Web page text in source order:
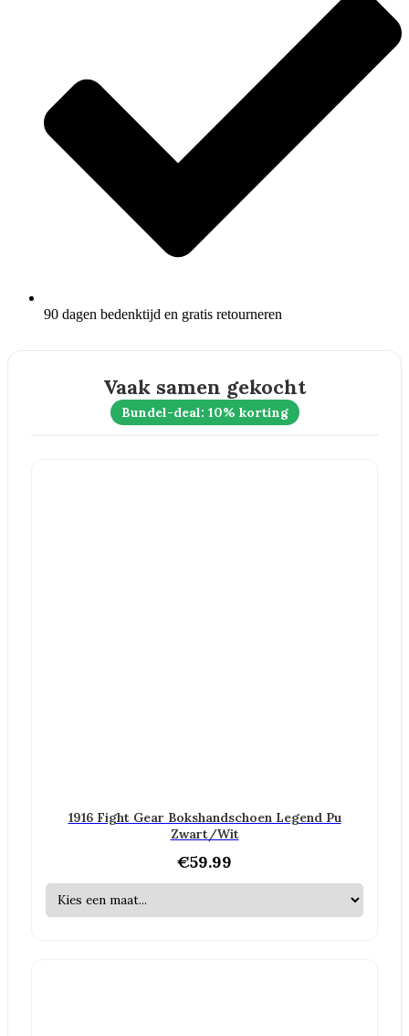
90 dagen bedenktijd en gratis retourneren
Vaak samen gekocht
Bundel-deal: 10% korting
1916 Fight Gear Bokshandschoen Legend Pu
Zwart/Wit
€59.99